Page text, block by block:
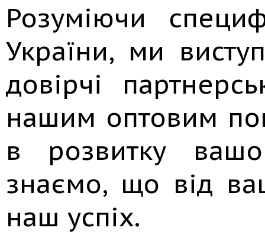
Розуміючи
України, ми
довірчі
нашим оптовим
в розвитку
знаємо, що від
наш успіх.